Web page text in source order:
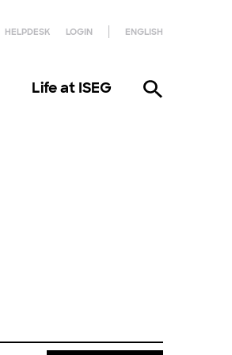
HELPDESK LOGIN ENGLISH
Life at ISEG